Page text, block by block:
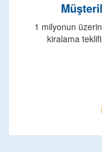
1 milyonun
kiralama